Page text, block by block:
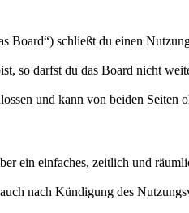
schließt du einen
so darfst du das Board nicht
und kann von beiden Seiten
ein einfaches, zeitlich und
nach Kündigung des